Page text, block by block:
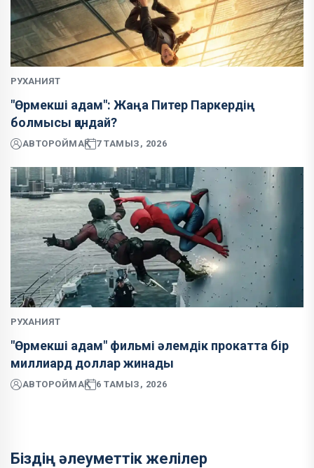
РУХАНИЯТ
"Өрмекші адам": Жаңа Питер Паркердің
болмысы қандай?
АВТОРОЙМАҚ 7 ТАМЫЗ, 2026
РУХАНИЯТ
"Өрмекші адам" фильмі әлемдік прокатта бір
миллиард доллар жинады
АВТОРОЙМАҚ 6 ТАМЫЗ, 2026
Біздің әлеуметтік желілер